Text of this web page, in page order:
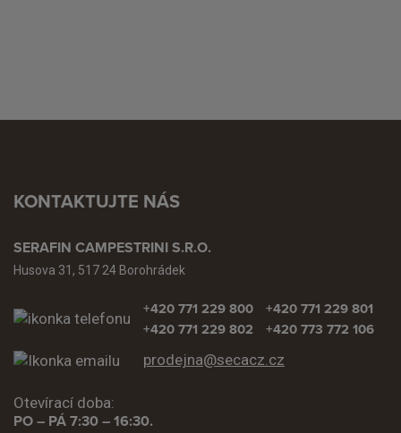
KONTAKTUJTE NÁS
SERAFIN CAMPESTRINI S.R.O.
Husova 31, 517 24 Borohrádek
+420 771 229 800
+420 771 229 802
+420 771 229 801
+420 773 772 106
prodejna@secacz.cz
Otevírací doba:
PO – PÁ 7:30 – 16:30.